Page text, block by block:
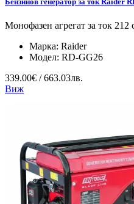
Монофазен агрегат за ток 212
Марка: Raider
Модел: RD-GG26
339.00€ / 663.03лв.
Виж